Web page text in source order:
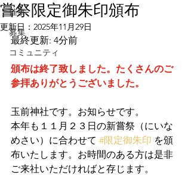
催事
募集
コミュニティ
嘗祭限定御朱印頒布
更新日： 2025年11月29日
最終更新: 4分前
頒布は終了致しました。たくさんのご
参拝ありがとうございました。
玉前神社です。お知らせです。
本年も１１月２３日の新嘗祭（にいな
めさい）に合わせて #限定御朱印 を頒
布いたします。お時間のある方は是非
ご来社いただければと存じます。